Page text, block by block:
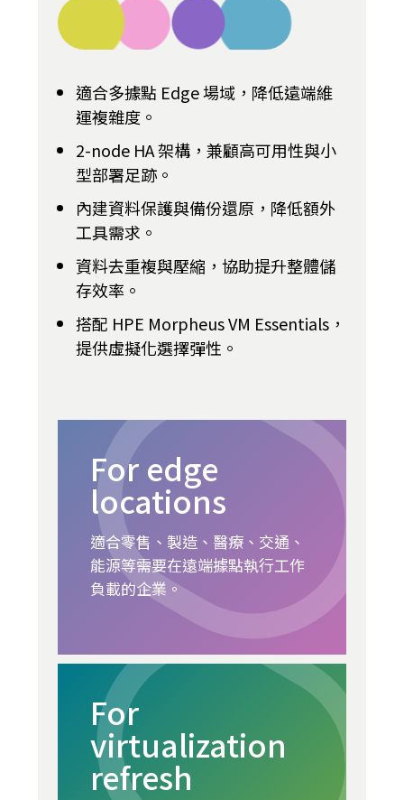
適合多據點 Edge 場域，降低遠端維
運複雜度。
2-node HA 架構，兼顧高可用性與小
型部署足跡。
內建資料保護與備份還原，降低額外
工具需求。
資料去重複與壓縮，協助提升整體儲
存效率。
搭配 HPE Morpheus VM Essentials，
提供虛擬化選擇彈性。
For edge
locations
適合零售、製造、醫療、交通、
能源等需要在遠端據點執行工作
負載的企業。
For
virtualization
refresh